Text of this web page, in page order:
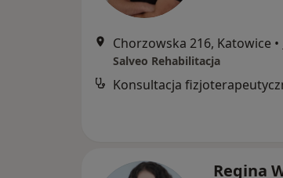
Chorzowska 216, Katowice •
Salveo Rehabilitacja
Konsultacja
Regina